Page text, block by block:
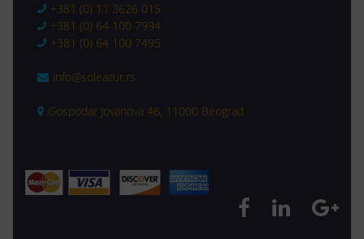
+381 (0) 11 3626 015
+381 (0) 64 100 7994
+381 (0) 64 100 7495
info@soleazur.rs
Gospodar Jovanova 46, 11000 Beograd